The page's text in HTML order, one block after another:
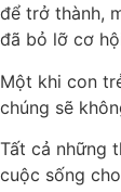
để trở thành,
đã bỏ lỡ cơ
Một khi con
chúng sẽ
Tất cả những
cuộc sống